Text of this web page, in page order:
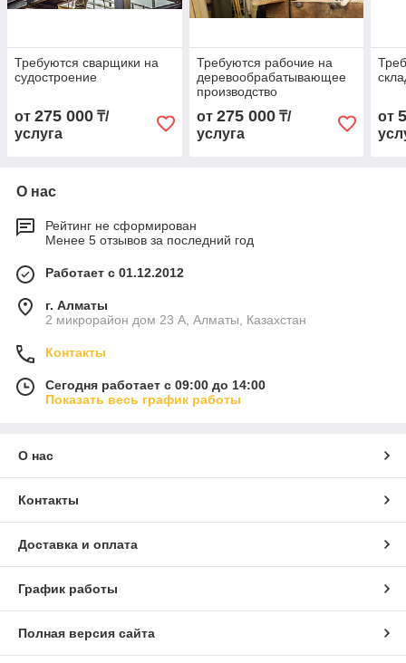
Требуются сварщики на
судостроение
от 275 000 ₸/
услуга
Требуются рабочие на
деревообрабатывающее
производство
от 275 000₸/
услуга
от
О нас
Рейтинг не сформирован
Менее 5 отзывов за последний год
Работает с 01.12.2012
г. Алматы
2 микрорайон дом 23 А, Алматы, Казахстан
Контакты
Сегодня работает с 09:00 до 14:00
Показать весь график работы
О нас
Контакты
Доставка и оплата
График работы
Полная версия сайта